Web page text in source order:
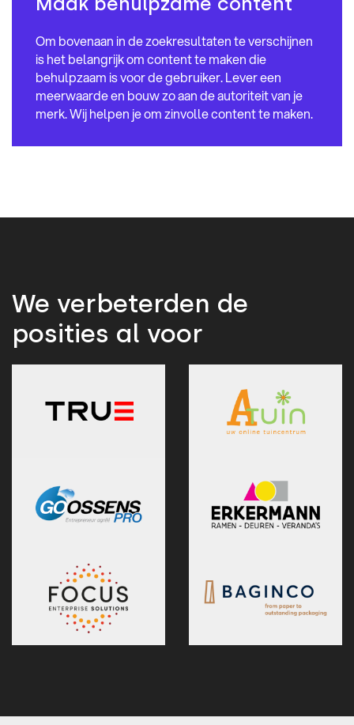
Om bovenaan in de zoekresultaten te verschijnen
is het belangrijk om content te maken die
behulpzaam is voor de gebruiker. Lever een
meerwaarde en bouw zo aan de autoriteit van je
merk. Wij helpen je om zinvolle content te maken.
We verbeterden de
posities al voor